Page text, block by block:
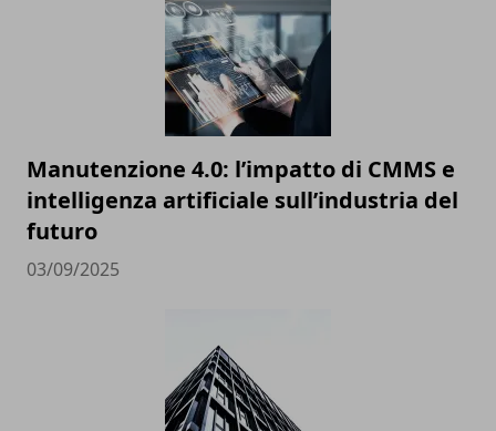
Manutenzione 4.0: l’impatto di CMMS e
intelligenza artificiale sull’industria del
futuro
03/09/2025